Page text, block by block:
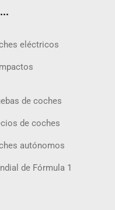
eléctricos
de coches
de coches
autónomos
de Fórmula 1